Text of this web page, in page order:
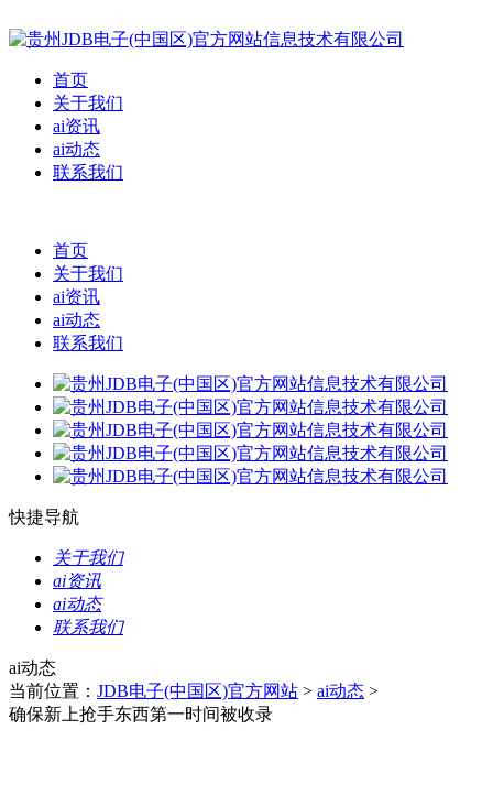
首页
关于我们
ai资讯
ai动态
联系我们
首页
关于我们
ai资讯
ai动态
联系我们
快捷导航
关于我们
ai资讯
ai动态
联系我们
ai动态
当前位置： JDB电子(中国区)官方网站 > ai动态 >
确保新上抢手东西第一时间被收录